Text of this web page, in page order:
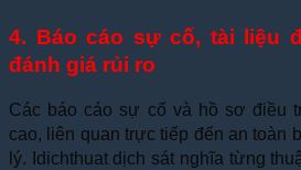
4. Báo cáo sự cố, tài liệu
đánh giá rủi ro
Các báo cáo sự cố và hồ sơ điều
cao, liên quan trực tiếp đến an toàn
lý. Idichthuat dịch sát nghĩa từng